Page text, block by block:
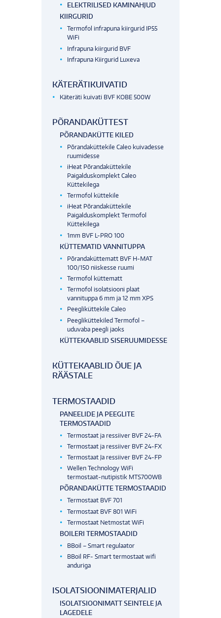
ELEKTRILISED KAMINAHJUD
KIIRGURID
Termofol infrapuna kiirgurid IP55
WiFi
Infrapuna kiirgurid BVF
Infrapuna Kiirgurid Luxeva
KÄTERÄTIKUIVATID
Käteräti kuivati BVF KOBE 500W
PÕRANDAKÜTTEST
PÕRANDAKÜTTE KILED
Põrandaküttekile Caleo kuivadesse
ruumidesse
iHeat Põrandaküttekile
Paigalduskomplekt Caleo
Küttekilega
Termofol küttekile
iHeat Põrandaküttekile
Paigalduskomplekt Termofol
Küttekilega
1mm BVF L-PRO 100
KÜTTEMATID VANNITUPPA
Põrandaküttematt BVF H-MAT
100/150 niiskesse ruumi
Termofol küttematt
Termofol isolatsiooni plaat
vannituppa 6 mm ja 12 mm XPS
Peegliküttekile Caleo
Peegliküttekiled Termofol –
uduvaba peegli jaoks
KÜTTEKAABLID SISERUUMIDESSE
KÜTTEKAABLID ÕUE JA
RÄÄSTALE
TERMOSTAADID
PANEELIDE JA PEEGLITE
TERMOSTAADID
Termostaat ja ressiiver BVF 24-FA
Termostaat ja ressiiver BVF 24-FX
Termostaat Ja ressiiver BVF 24-FP
Wellen Technology WiFi
termostaat-nutipistik MTS700WB
PÕRANDAKÜTTE TERMOSTAADID
Termostaat BVF 701
Termostaat BVF 801 WiFi
Termostaat Netmostat WiFi
BOILERI TERMOSTAADID
BBoil – Smart regulaator
BBoil RF- Smart termostaat wifi
anduriga
ISOLATSIOONIMATERJALID
ISOLATSIOONIMATT SEINTELE JA
LAGEDELE